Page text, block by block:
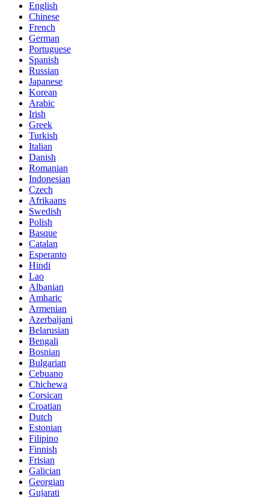
English
Chinese
French
German
Portuguese
Spanish
Russian
Japanese
Korean
Arabic
Irish
Greek
Turkish
Italian
Danish
Romanian
Indonesian
Czech
Afrikaans
Swedish
Polish
Basque
Catalan
Esperanto
Hindi
Lao
Albanian
Amharic
Armenian
Azerbaijani
Belarusian
Bengali
Bosnian
Bulgarian
Cebuano
Chichewa
Corsican
Croatian
Dutch
Estonian
Filipino
Finnish
Frisian
Galician
Georgian
Gujarati